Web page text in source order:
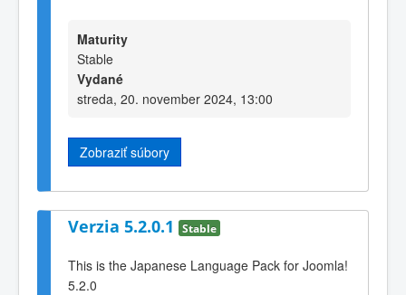
Maturity
Stable
Vydané
streda, 20. november 2024, 13:00
Zobraziť súbory
Verzia 5.2.0.1 Stable
This is the Japanese Language Pack for Joomla!
5.2.0